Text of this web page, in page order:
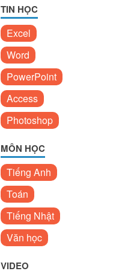
TIN HỌC
Excel
Word
PowerPoint
Access
Photoshop
MÔN HỌC
Tiếng Anh
Toán
Tiếng Nhật
Văn học
VIDEO